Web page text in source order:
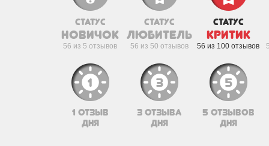
статус
новичок
56 из 5 отзывов
статус
любитель
56 из 50 отзывов
статус
критик
56 из 100 отзывов
1 отзыв
дня
3 отзыва
дня
5 отзывов
дня